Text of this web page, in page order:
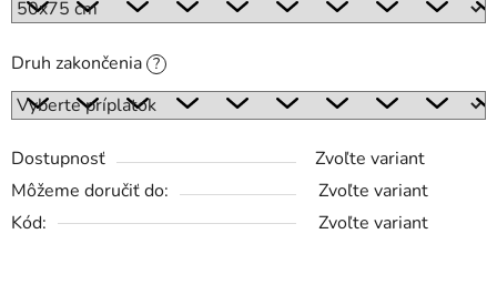
Druh zakončenia ?
Dostupnosť
Zvoľte variant
Môžeme doručiť do:
Zvoľte variant
Kód:
Zvoľte variant